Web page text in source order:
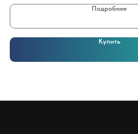
Подробнее
Купить